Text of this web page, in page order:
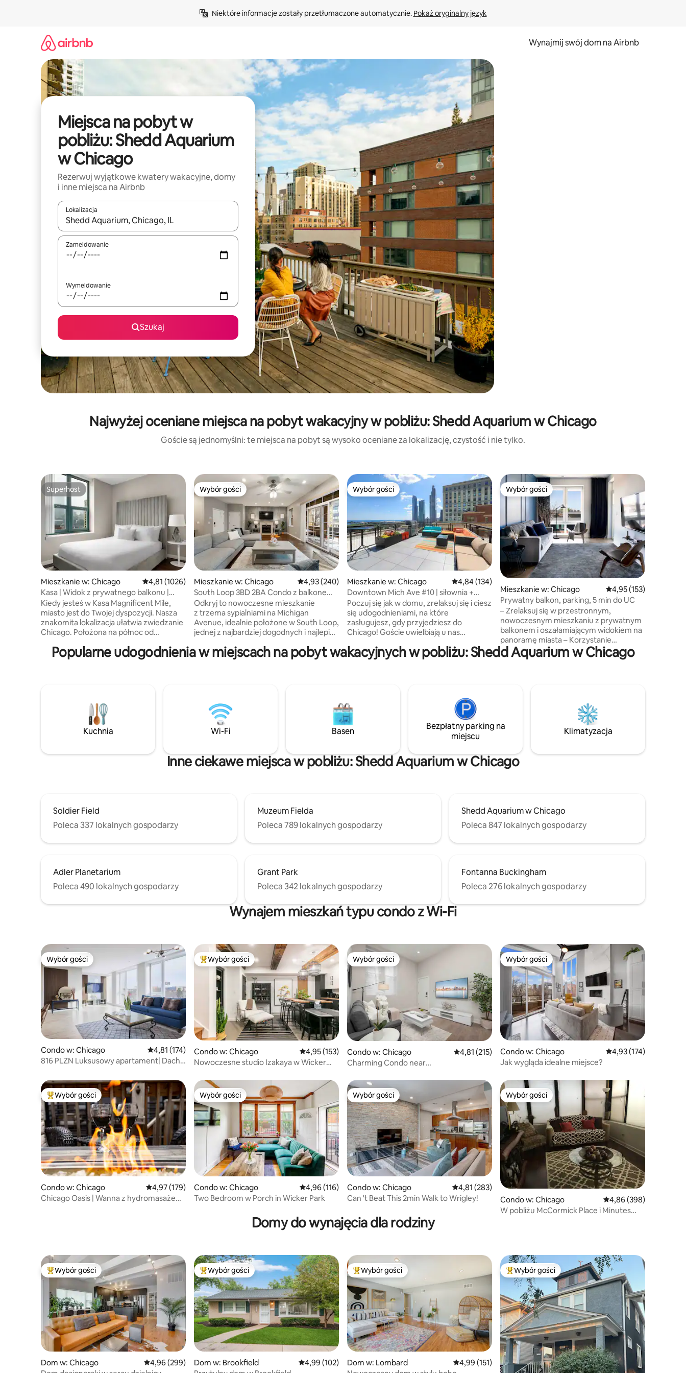
Niektóre informacje zostały przetłumaczone automatycznie. Pokaż oryginalny język
Wynajmij swój dom na Airbnb
Miejsca na pobyt w
pobliżu: Shedd Aquarium
w Chicago
Rezerwuj wyjątkowe kwatery wakacyjne, domy
i inne miejsca na Airbnb
Lokalizacja
Gdy wyniki będą dostępne, możesz poruszać się po nich za pomocą klawiszy strzałek w górę i w dół lub przeglądać je za pomocą gestów dotykowych lub przesuwania.
Zameldowanie
Wymeldowanie
Szukaj
Najwyżej oceniane miejsca na pobyt wakacyjny w pobliżu: Shedd Aquarium w Chicago
Goście są jednomyślni: te miejsca na pobyt są wysoko oceniane za lokalizację, czystość i nie tylko.
Superhost
Superhost
Mieszkanie w: Chicago Średnia ocena: 4,81 na 5, liczba recenzji: 1026
4,81 (1026)
Kasa | Widok z prywatnego balkonu |
Chicago
Kiedy jesteś w Kasa Magnificent Mile,
miasto jest do Twojej dyspozycji. Nasza
znakomita lokalizacja ułatwia zwiedzanie
Chicago. Położona na północ od
Street Beach, w odległości krótkiego
spaceru od Michigan Avenue i Millennium
technologii oferują samodzielne
zameldowanie o 16:00, całodobową
obsługę gości SMS-em lub telefonicznie
pośrednictwem urządzenia mobilnego.
Wybór gości
Wybór gości
Mieszkanie w: Chicago Średnia ocena: 4,93 na 5, liczba recenzji: 240
4,93 (240)
South Loop 3BD 2BA Condo z balkonem
i parkingiem
Odkryj to nowoczesne mieszkanie
z trzema sypialniami na Michigan
Avenue, idealnie położone w South Loop,
jednej z najbardziej dogodnych i najlepiej
Łatwy dostęp do Grant Park, Museum
Campus, Soldier Field, McCormick Place,
drewna w całym domu, ładny taras przed
domem oraz pełnowymiarową pralkę
i suszarkę w apartamencie – idealne
podróżujących służbowo.
Wybór gości
Wybór gości
Mieszkanie w: Chicago Średnia ocena: 4,84 na 5, liczba recenzji: 134
4,84 (134)
Downtown Mich Ave #10 | siłownia +
dach
Poczuj się jak w domu, zrelaksuj się i ciesz
się udogodnieniami, na które
zasługujesz, gdy przyjedziesz do
Chicago! Goście uwielbiają u nas
lokalizacja na Grant Park (nie
potrzebujesz samochodu!) -FAST WIFI -
Sypialnia w stylu miękkim -Shared
Rooftop Deck stunning views - Siłownia
-3 przecznice od czerwonego metra "L" -
Blisko Grant Park, The Bean, Soldier Field,
miejsca, to udało Ci się!
Wybór gości
Wybór gości
Mieszkanie w: Chicago Średnia ocena: 4,95
4,95 (153)
Prywatny balkon, parking, 5 min do UC
– Zrelaksuj się w przestronnym,
nowoczesnym mieszkaniu z prywatnym
balkonem i oszałamiającym widokiem na
panoramę miasta – Korzystanie
z profesjonalnej kuchni i najwyższej klasy
sprzętu do przygotowywania domowych
wygody – Idealne miejsce dla rodzin,
grup i osób podróżujących służbowo,
z dużą przestrzenią do relaksu -
Zarezerwuj pobyt już dziś i doświadcz
w komforcie i stylu
Popularne udogodnienia w miejscach na pobyt wakacyjnych w pobliżu: Shedd Aquarium w Chicago
Kuchnia Wi-Fi Basen
Bezpłatny parking na
miejscu
Klimatyzacja
Inne ciekawe miejsca w pobliżu: Shedd Aquarium w Chicago
Soldier Field
Poleca 337 lokalnych gospodarzy
Muzeum Fielda
Poleca 789 lokalnych gospodarzy
Shedd Aquarium w Chicago
Poleca 847 lokalnych gospodarzy
Adler Planetarium
Poleca 490 lokalnych gospodarzy
Grant Park
Poleca 342 lokalnych gospodarzy
Fontanna Buckingham
Poleca 276 lokalnych gospodarzy
Wynajem mieszkań typu condo z Wi-Fi
Wybór gości
Wybór gości
Condo w: Chicago Średnia ocena: 4,81 na 5, liczba recenzji: 174
4,81 (174)
816 PLZN Luksusowy apartament| Dach|
Najpopularniejsze z kategorii Wybór gości
Wybór gości
Condo w: Chicago Średnia ocena: 4,95 na 5, liczba recenzji: 153
4,95 (153)
Nowoczesne studio Izakaya w Wicker
Wybór gości
Wybór gości
Condo w: Chicago Średnia ocena: 4,81 na 5, liczba recenzji: 215
4,81 (215)
Charming Condo near
Wybór gości
Wybór gości
Condo w: Chicago Średnia ocena: 4,93
4,93 (174)
Jak wygląda idealne miejsce?
Najpopularniejsze z kategorii Wybór gości
Wybór gości
Condo w: Chicago Średnia ocena: 4,97 na 5, liczba recenzji: 179
4,97 (179)
Chicago Oasis | Wanna z hydromasażem,
Wybór gości
Wybór gości
Condo w: Chicago Średnia ocena: 4,96 na 5, liczba recenzji: 116
4,96 (116)
Two Bedroom w Porch in Wicker Park
Wybór gości
Wybór gości
Condo w: Chicago Średnia ocena: 4,81 na 5, liczba recenzji: 283
4,81 (283)
Can 't Beat This 2min Walk to Wrigley!
Wybór gości
Wybór gości
Condo w: Chicago Średnia ocena: 4,86 na
4,86 (398)
W pobliżu McCormick Place i Minutes
Domy do wynajęcia dla rodziny
Najpopularniejsze z kategorii Wybór gości
Wybór gości
Dom w: Chicago Średnia ocena: 4,96 na 5, liczba recenzji: 299
4,96 (299)
Najpopularniejsze z kategorii Wybór gości
Wybór gości
Dom w: Brookfield Średnia ocena: 4,99 na 5, liczba recenzji: 102
4,99 (102)
Najpopularniejsze z kategorii Wybór gości
Wybór gości
Dom w: Lombard Średnia ocena: 4,99 na 5, liczba recenzji: 151
4,99 (151)
Najpopularniejsze z kategorii Wybór gości
Wybór gości